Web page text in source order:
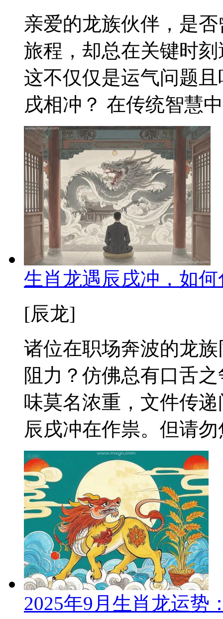
亲爱的龙族伙伴，是
旅程，却总在关键时
这不仅仅是运气问题
戌相冲？ 在传统智慧
生肖龙遇辰戌冲，如
[辰龙]
诸位在职场奔波的龙
阻力？仿佛总有口舌
味莫名浓重，文件传
辰戌冲在作祟。但请
2025年9月生肖龙运势